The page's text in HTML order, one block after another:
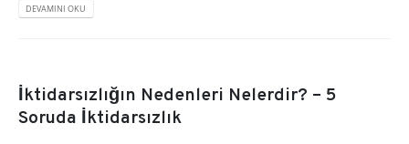
DEVAMINI OKU
İktidarsızlığın Nedenleri Nelerdir? – 5
Soruda İktidarsızlık